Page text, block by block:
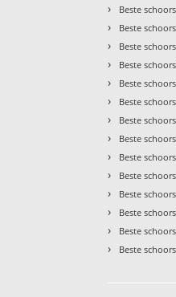
› Beste
› Beste
› Beste
› Beste
› Beste
› Beste
› Beste
› Beste
› Beste
› Beste
› Beste
› Beste
› Beste
› Beste